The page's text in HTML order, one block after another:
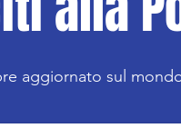
aggiornato sul